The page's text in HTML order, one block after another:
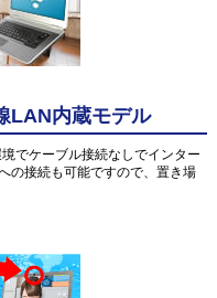
LAN内蔵モデル
でケーブル接続なしでインター
の接続も可能ですので、置き場